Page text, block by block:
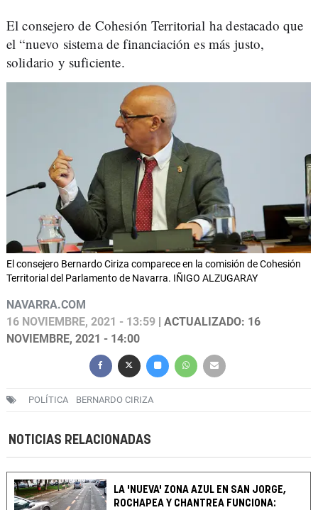
El consejero de Cohesión Territorial ha destacado que
el “nuevo sistema de financiación es más justo,
solidario y suficiente.
El consejero Bernardo Ciriza comparece en la comisión de Cohesión
Territorial del Parlamento de Navarra. IÑIGO ALZUGARAY
NAVARRA.COM
16 NOVIEMBRE, 2021 - 13:59 | ACTUALIZADO: 16
NOVIEMBRE, 2021 - 14:00
POLÍTICA BERNARDO CIRIZA
NOTICIAS RELACIONADAS
LA 'NUEVA' ZONA AZUL EN SAN JORGE,
ROCHAPEA Y CHANTREA FUNCIONA: